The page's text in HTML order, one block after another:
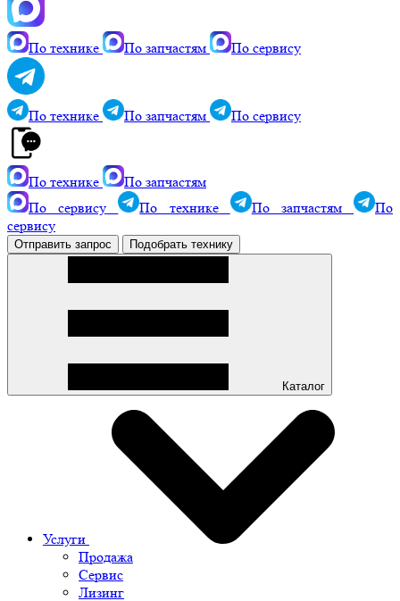
По технике По запчастям По сервису
По технике По запчастям По сервису
По технике
По запчастям
По сервису
По технике По запчастям
По
сервису
Отправить запрос Подобрать технику
Каталог
Услуги
Продажа
Сервис
Лизинг